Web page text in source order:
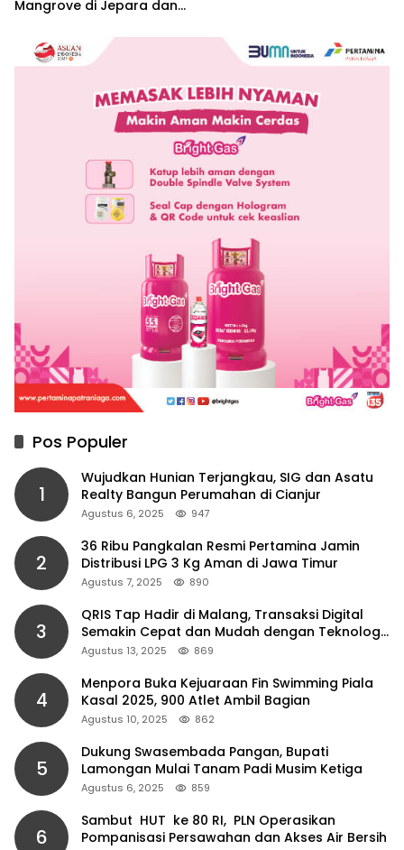
Mangrove di Jepara dan
Pos Populer
1
Wujudkan Hunian Terjangkau, SIG dan Asatu
Realty Bangun Perumahan di Cianjur
Agustus 6, 2025 947
2
36 Ribu Pangkalan Resmi Pertamina Jamin
Distribusi LPG 3 Kg Aman di Jawa Timur
Agustus 7, 2025 890
3
QRIS Tap Hadir di Malang, Transaksi Digital
Semakin Cepat dan Mudah dengan Teknologi
NFC
Agustus 13, 2025 869
4
Menpora Buka Kejuaraan Fin Swimming Piala
Kasal 2025, 900 Atlet Ambil Bagian
Agustus 10, 2025 862
5
Dukung Swasembada Pangan, Bupati
Lamongan Mulai Tanam Padi Musim Ketiga
Agustus 6, 2025 859
6
Sambut HUT ke 80 RI, PLN Operasikan
Pompanisasi Persawahan dan Akses Air Bersih